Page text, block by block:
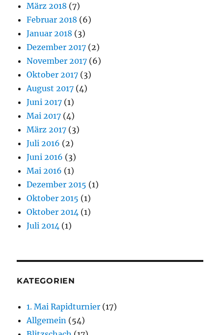
März 2018 (7)
Februar 2018 (6)
Januar 2018 (3)
Dezember 2017 (2)
November 2017 (6)
Oktober 2017 (3)
August 2017 (4)
Juni 2017 (1)
Mai 2017 (4)
März 2017 (3)
Juli 2016 (2)
Juni 2016 (3)
Mai 2016 (1)
Dezember 2015 (1)
Oktober 2015 (1)
Oktober 2014 (1)
Juli 2014 (1)
KATEGORIEN
1. Mai Rapidturnier (17)
Allgemein (54)